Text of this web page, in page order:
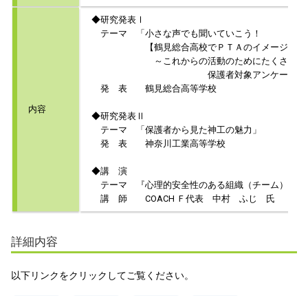
内容
◆研究発表Ⅰ
テーマ 「小さな声でも聞いていこう！
【鶴見総合高校でＰＴＡのイメージを調
～これからの活動のためにたくさんの意
保護者対象アンケートの実
発 表 鶴見総合高等学校
◆研究発表Ⅱ
テーマ 「保護者から見た神工の魅力」
発 表 神奈川工業高等学校
◆講 演
テーマ 『心理的安全性のある組織（チーム）と
講 師 COACH Ｆ代表 中村 ふじ 氏
詳細内容
以下リンクをクリックしてご覧ください。